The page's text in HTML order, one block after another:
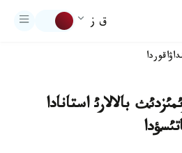
ق ز
اقوردا
بالالارئ استانادا